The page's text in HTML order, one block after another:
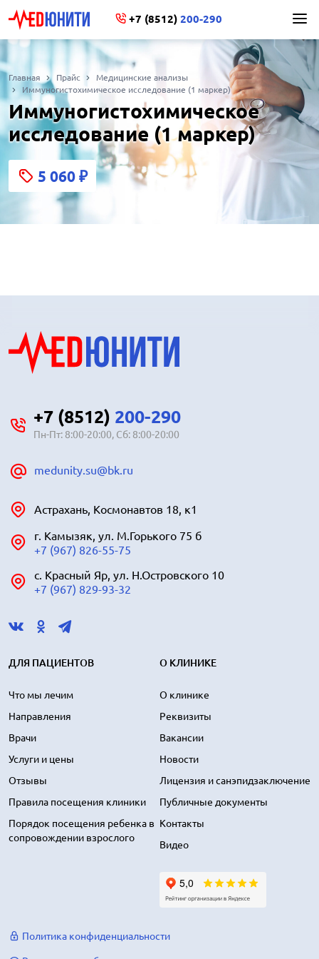
+7 (8512) 200-290
Главная Прайс
Медицинские анализы
Иммуногистохимическое исследование (1 маркер)
Иммуногистохимическое
исследование (1 маркер)
5 060 ₽
+7 (8512) 200-290
Пн-Пт: 8:00-20:00, Сб: 8:00-20:00
medunity.su@bk.ru
Астрахань, Космонавтов 18, к1
г. Камызяк, ул. М.Горького 75 б
+7 (967) 826-55-75
с. Красный Яр, ул. Н.Островского 10
+7 (967) 829-93-32
ДЛЯ ПАЦИЕНТОВ
Что мы лечим
Направления
Врачи
Услуги и цены
Отзывы
Правила посещения клиники
Порядок посещения ребенка в
сопровождении взрослого
О КЛИНИКЕ
О клинике
Реквизиты
Вакансии
Новости
Лицензия и санэпидзаключение
Публичные документы
Контакты
Видео
Политика конфиденциальности